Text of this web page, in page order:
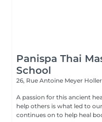
Panispa Thai
School
26, Rue Antoine Meyer
A passion for this ancient
help others is what led to
continues on to help heal